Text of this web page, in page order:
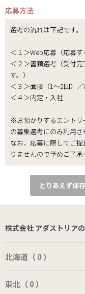
応募方法
選考の流れは下記です。
＜１＞Web応募（応募す
＜２＞書類選考（受付
す。）
＜３＞面接（1～2回）
＜４＞内定・入社
※お預かりするエントリ
の募集選考にのみ利用さ
なお、応募に際してご
りませんので予めご了承
とりあえず保存
株式会社 アダストリア
北海道（ 0 ）
東北（ 0 ）